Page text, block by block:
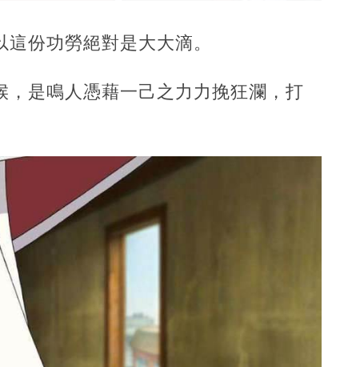
份功勞絕對是大大滴。
是鳴人憑藉一己之力力挽狂瀾，打